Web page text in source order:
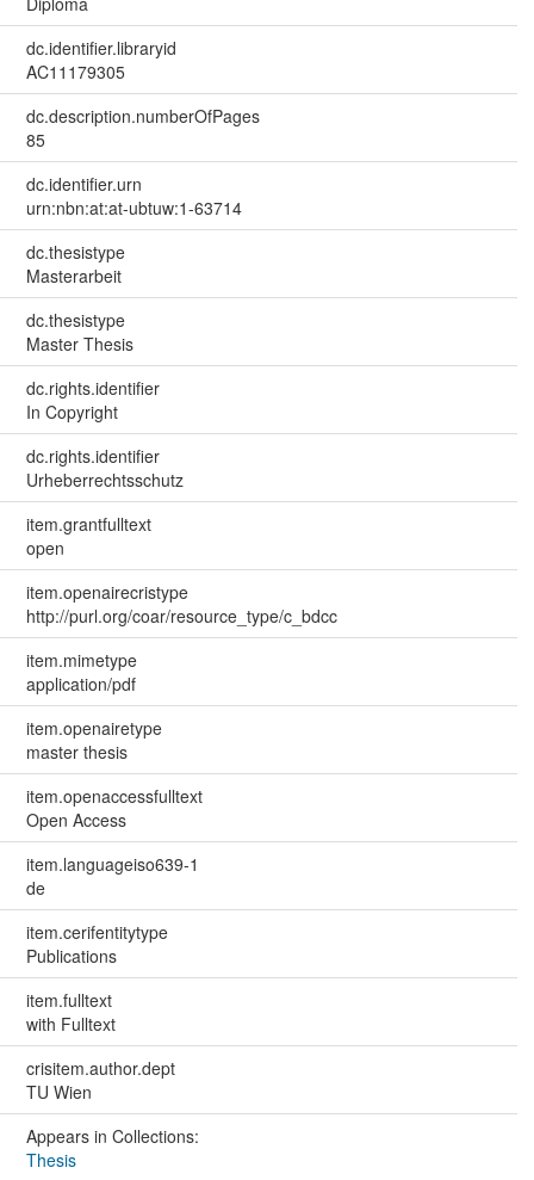
dc.identifier.libraryid
AC11179305
dc.description.numberOfPages
85
dc.identifier.urn
urn:nbn:at:at-ubtuw:1-63714
dc.thesistype
Masterarbeit
dc.thesistype
Master Thesis
dc.rights.identifier
In Copyright
dc.rights.identifier
Urheberrechtsschutz
item.grantfulltext
open
item.openairecristype
http://purl.org/coar/resource_type/c_bdcc
item.mimetype
application/pdf
item.openairetype
master thesis
item.openaccessfulltext
Open Access
item.languageiso639-1
de
item.cerifentitytype
Publications
item.fulltext
with Fulltext
crisitem.author.dept
TU Wien
Appears in Collections:
Thesis